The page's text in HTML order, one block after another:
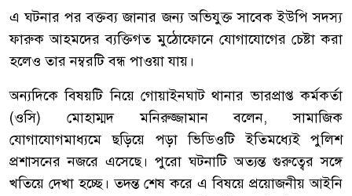
এ ঘটনার পর বক্তব্য জানার জন্য অভিযুক্ত সাবেক ইউপি সদস্য
ফারুক আহমদের ব্যক্তিগত মুঠোফোনে যোগাযোগের চেষ্টা করা
হলেও তার নম্বরটি বন্ধ পাওয়া যায়।
অন্যদিকে বিষয়টি নিয়ে গোয়াইনঘাট থানার ভারপ্রাপ্ত কর্মকর্তা
(ওসি) মোহাম্মদ মনিরুজ্জামান বলেন, সামাজিক
যোগাযোগমাধ্যমে ছড়িয়ে পড়া ভিডিওটি ইতিমধ্যেই পুলিশ
প্রশাসনের নজরে এসেছে। পুরো ঘটনাটি অত্যন্ত গুরুত্বের সঙ্গে
খতিয়ে দেখা হচ্ছে। তদন্ত শেষ করে এ বিষয়ে প্রয়োজনীয় আইনি